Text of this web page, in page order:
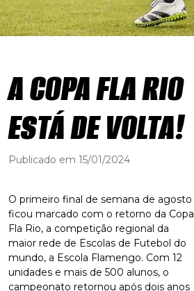
A COPA FLA RIO
ESTÁ DE VOLTA!
Publicado em 15/01/2024
O primeiro final de semana de agosto
ficou marcado com o retorno da Copa
Fla Rio, a competição regional da
maior rede de Escolas de Futebol do
mundo, a Escola Flamengo. Com 12
unidades e mais de 500 alunos, o
campeonato retornou após dois anos